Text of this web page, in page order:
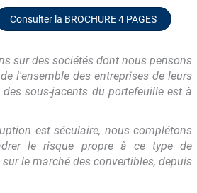
Consulter la BROCHURE 4 PAGES
sur des sociétés dont nous pensons
l'ensemble des entreprises de leurs
sous-jacents du portefeuille est à
est séculaire, nous complétons
le risque propre à ce type de
le marché des convertibles, depuis